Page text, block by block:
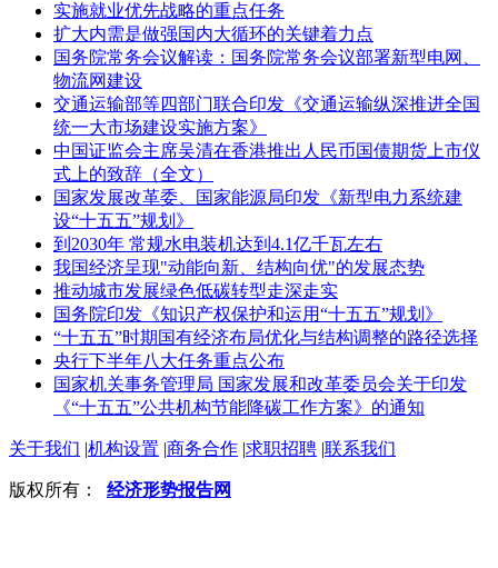
实施就业优先战略的重点任务
扩大内需是做强国内大循环的关键着力点
国务院常务会议解读：国务院常务会议部署新型电网、
物流网建设
交通运输部等四部门联合印发《交通运输纵深推进全国
统一大市场建设实施方案》
中国证监会主席吴清在香港推出人民币国债期货上市仪
式上的致辞（全文）
国家发展改革委、国家能源局印发《新型电力系统建
设“十五五”规划》
到2030年 常规水电装机达到4.1亿千瓦左右
我国经济呈现"动能向新、结构向优"的发展态势
推动城市发展绿色低碳转型走深走实
国务院印发《知识产权保护和运用“十五五”规划》
“十五五”时期国有经济布局优化与结构调整的路径选择
央行下半年八大任务重点公布
国家机关事务管理局 国家发展和改革委员会关于印发
《“十五五”公共机构节能降碳工作方案》的通知
关于我们 |机构设置 |商务合作 |求职招聘 |联系我们
版权所有： 经济形势报告网